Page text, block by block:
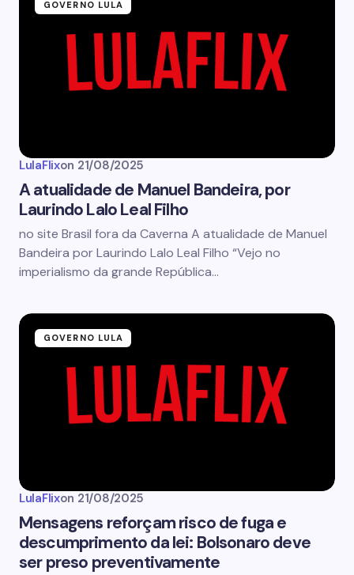
GOVERNO LULA
LulaFlixon 21/08/2025
A atualidade de Manuel Bandeira, por
Laurindo Lalo Leal Filho
no site Brasil fora da Caverna A atualidade de Manuel
Bandeira por Laurindo Lalo Leal Filho “Vejo no
imperialismo da grande República…
GOVERNO LULA
LulaFlixon 21/08/2025
Mensagens reforçam risco de fuga e
descumprimento da lei: Bolsonaro deve
ser preso preventivamente